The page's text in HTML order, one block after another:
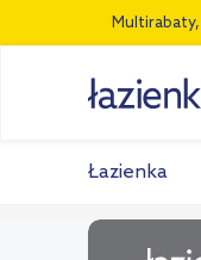
Łazienka